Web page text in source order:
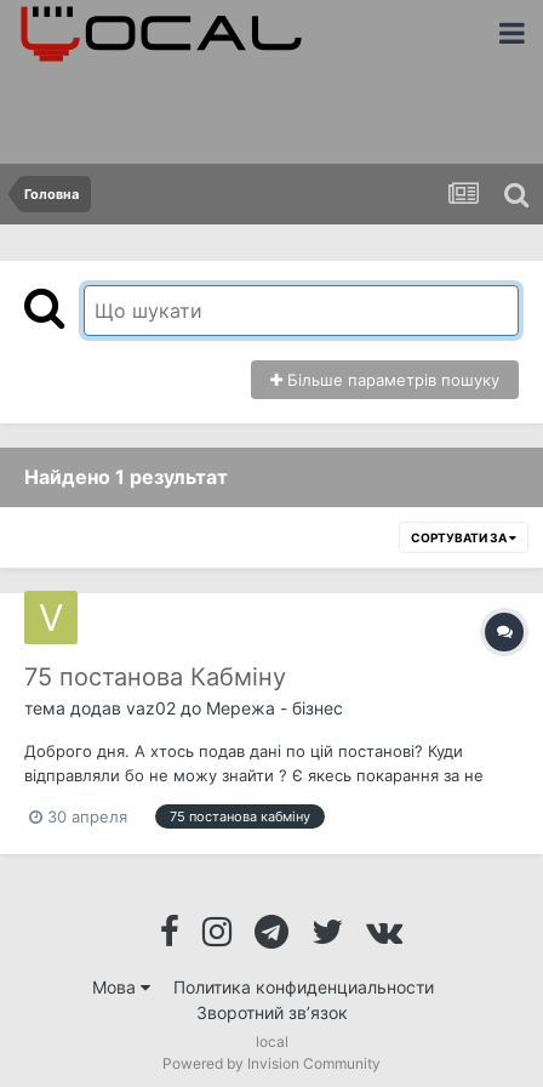
Головна
Більше параметрів пошуку
Найдено 1 результат
СОРТУВАТИ ЗА
75 постанова Кабміну
тема додав vaz02 до Мережа - бізнес
Доброго дня. А хтось подав дані по цій постанові? Куди
відправляли бо не можу знайти ? Є якесь покарання за не
30 апреля
75 постанова кабміну
Мова
Политика конфиденциальности
Зворотний зв’язок
local
Powered by Invision Community